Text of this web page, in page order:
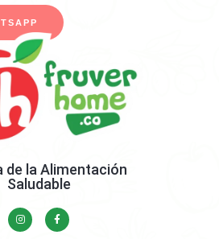
de la Alimentación
Saludable